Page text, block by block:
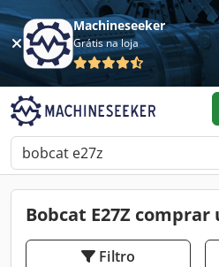
Machineseeker
Grátis na loja
Bobcat E27Z comprar
Filtro